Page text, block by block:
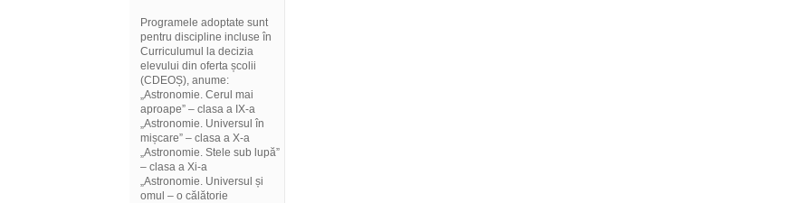
Programele adoptate sunt
pentru discipline incluse în
Curriculumul la decizia
elevului din oferta școlii
(CDEOȘ), anume:
„Astronomie. Cerul mai
aproape” – clasa a IX-a
„Astronomie. Universul în
mișcare” – clasa a X-a
„Astronomie. Stele sub lupă”
– clasa a Xi-a
„Astronomie. Universul și
omul – o călătorie